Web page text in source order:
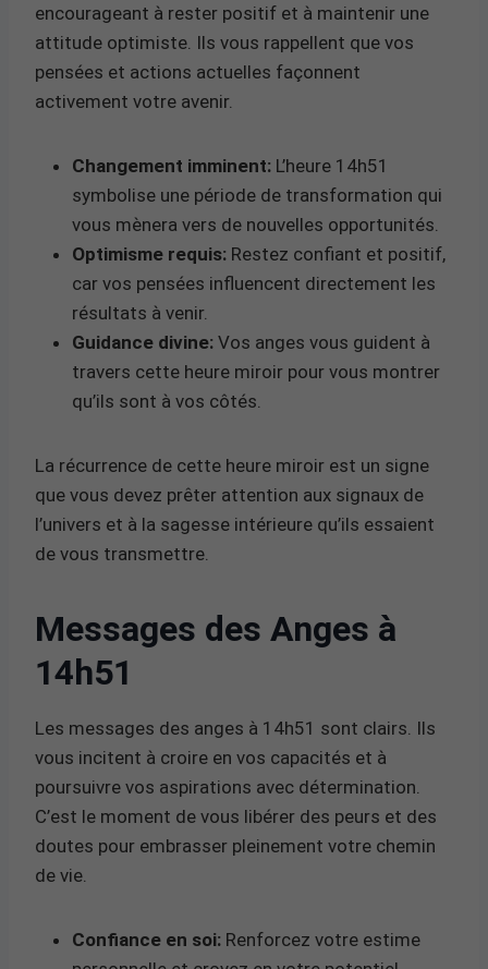
encourageant à rester positif et à maintenir une
attitude optimiste. Ils vous rappellent que vos
pensées et actions actuelles façonnent
activement votre avenir.
Changement imminent: L’heure 14h51
symbolise une période de transformation qui
vous mènera vers de nouvelles opportunités.
Optimisme requis: Restez confiant et positif,
car vos pensées influencent directement les
résultats à venir.
Guidance divine: Vos anges vous guident à
travers cette heure miroir pour vous montrer
qu’ils sont à vos côtés.
La récurrence de cette heure miroir est un signe
que vous devez prêter attention aux signaux de
l’univers et à la sagesse intérieure qu’ils essaient
de vous transmettre.
Messages des Anges à
14h51
Les messages des anges à 14h51 sont clairs. Ils
vous incitent à croire en vos capacités et à
poursuivre vos aspirations avec détermination.
C’est le moment de vous libérer des peurs et des
doutes pour embrasser pleinement votre chemin
de vie.
Confiance en soi: Renforcez votre estime